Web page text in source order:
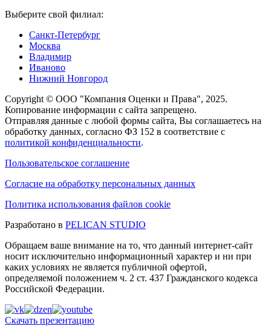
Выберите свой филиал:
Санкт-Петербург
Москва
Владимир
Иваново
Нижний Новгород
Copyright © ООО "Компания Оценки и Права", 2025.
Копирование информации с сайта запрещено.
Отправляя данные с любой формы сайта, Вы соглашаетесь на
обработку данных, согласно ФЗ 152 в соответствие с
политикой конфиденциальности.
Пользовательское соглашение
Согласие на обработку персональных данных
Политика использования файлов cookie
Разработано в PELICAN STUDIO
Обращаем ваше внимание на то, что данный интернет-сайт
носит исключительно информационный характер и ни при
каких условиях не является публичной офертой,
определяемой положением ч. 2 ст. 437 Гражданского кодекса
Российской Федерации.
Скачать презентацию